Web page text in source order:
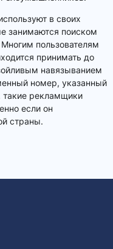
в своих
занимаются поиском
пользователям
принимать до
навязыванием
номер, указанный
такие рекламщики
если он
страны.